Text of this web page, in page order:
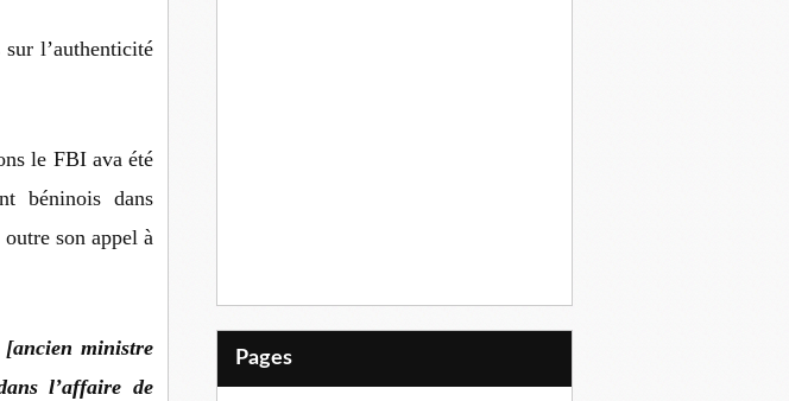
l’authenticité
le FBI ava été
béninois dans
son appel à
ministre
l’affaire de
Pages